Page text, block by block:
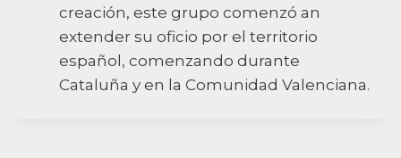
creación, este grupo comenzó an
extender su oficio por el territorio
español, comenzando durante
Cataluña y en la Comunidad Valenciana.